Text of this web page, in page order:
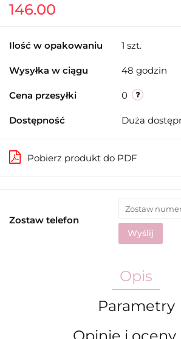
146.00
Ilość w opakowaniu 1 szt.
Wysyłka w ciągu 48 godzin
Cena przesyłki 0
Dostępność Duża
Pobierz produkt do PDF
Zostaw telefon
Wyślij
Opis
Parametry